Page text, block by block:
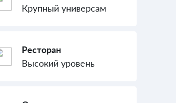
Крупный универсам
Ресторан
Высокий уровень